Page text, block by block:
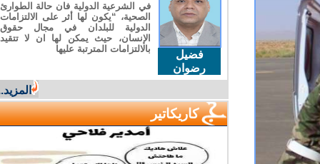
فضيل
رضوان
في الشرعية الدولية فان حالة الطوارئ
الصحية، “يكون لها أثر على الالتزامات
الدولية للبلدان في مجال حقوق
الإنسان، حيث يمكن لها ان لا تتقيد
بالالتزامات المترتبة عليها
المزيد...
كاريكاتير